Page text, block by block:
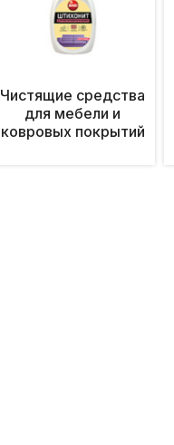
Чистящие средства
для мебели и
ковровых покрытий